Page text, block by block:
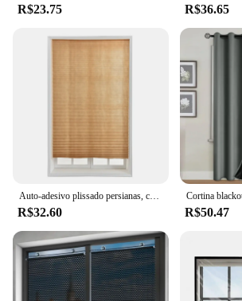
R$23.75 R$36.65
Auto-adesivo plissado persianas, cortinas blackout janelas para banheiro, cozinha cortável, sem fio painéis zebra
R$32.60 R$50.47